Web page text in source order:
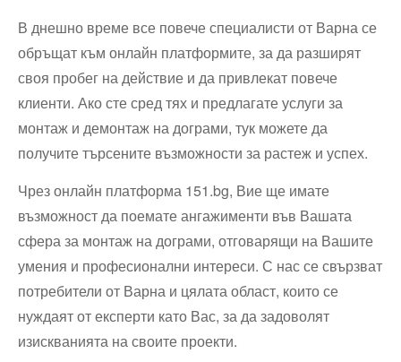
В днешно време все повече специалисти от Варна се
обръщат към онлайн платформите, за да разширят
своя пробег на действие и да привлекат повече
клиенти. Ако сте сред тях и предлагате услуги за
монтаж и демонтаж на дограми, тук можете да
получите търсените възможности за растеж и успех.
Чрез онлайн платформа 151.bg, Вие ще имате
възможност да поемате ангажименти във Вашата
сфера за монтаж на дограми, отговарящи на Вашите
умения и професионални интереси. С нас се свързват
потребители от Варна и цялата област, които се
нуждаят от експерти като Вас, за да задоволят
изискванията на своите проекти.